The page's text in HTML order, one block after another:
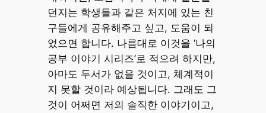
던지는 학생들과 같은 처지에 있는 친
구들에게 공유해주고 싶고, 도움이 되
었으면 합니다. 나름대로 이것을 ‘나의
공부 이야기 시리즈’로 적으려 하지만,
아마도 두서가 없을 것이고, 체계적이
지 못할 것이라 예상됩니다. 그래도 그
것이 어쩌면 저의 솔직한 이야기이고,